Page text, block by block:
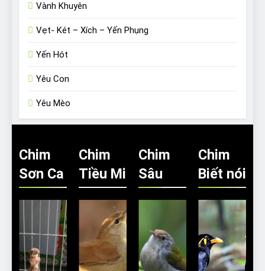
Vành Khuyên
Vẹt- Két – Xích – Yến Phụng
Yến Hót
Yêu Con
Yêu Mèo
Chim
Sơn Ca
Chim
Tiều Mi
Chim
Sâu
Chim
Biết nói